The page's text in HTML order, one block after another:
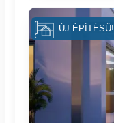
ÚJ ÉPÍTÉSŰ!